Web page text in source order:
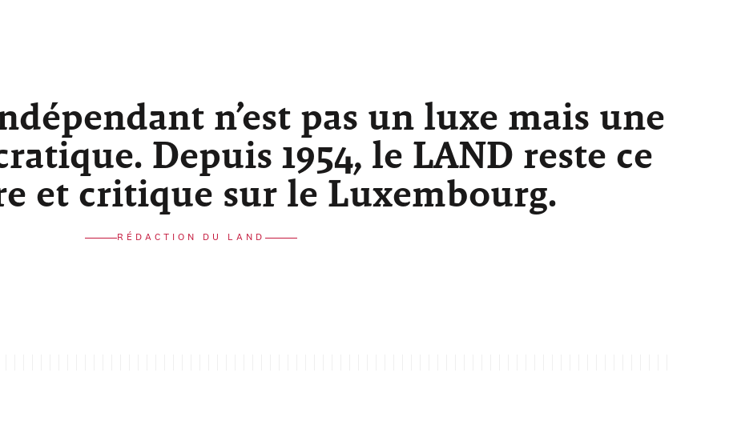
n’est pas un luxe mais une
Depuis 1954, le LAND reste ce
et critique sur le Luxembourg.
RÉDACTION DU LAND